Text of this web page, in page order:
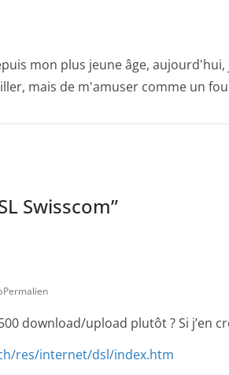
mon plus jeune âge, aujourd'hui,
mais de m'amuser comme un
Swisscom”
Permalien
download/upload plutôt ? Si j’en
res/internet/dsl/index.htm